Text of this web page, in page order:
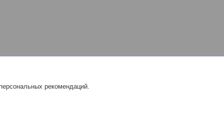
рекомендаций.